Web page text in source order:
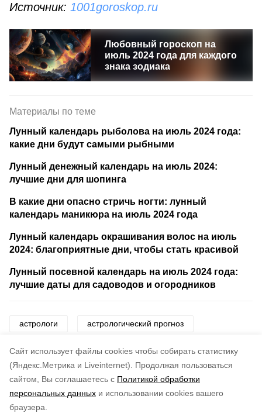
Cайт использует файлы cookies чтобы собирать статистику
(Яндекс.Метрика и Liveinternet).
Продолжая пользоваться
сайтом, Вы соглашаетесь с Политикой обработки
персональных данных и использовании cookies вашего
браузера.
Источник: 1001goroskop.ru
Любовный гороскоп на
июль 2024 года для каждого
знака зодиака
Материалы по теме
Лунный календарь рыболова на июль 2024 года:
какие дни будут самыми рыбными
Лунный денежный календарь на июль 2024:
лучшие дни для шопинга
В какие дни опасно стричь ногти: лунный
календарь маникюра на июль 2024 года
Лунный календарь окрашивания волос на июль
2024: благоприятные дни, чтобы стать красивой
Лунный посевной календарь на июль 2024 года:
лучшие даты для садоводов и огородников
астрологи астрологический прогноз
гороскоп знаки зодиака звезды
по оценке